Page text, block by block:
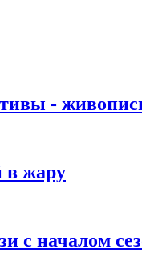
-
в жару
с началом